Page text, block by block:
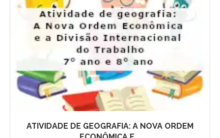
ATIVIDADE DE GEOGRAFIA: A NOVA ORDEM